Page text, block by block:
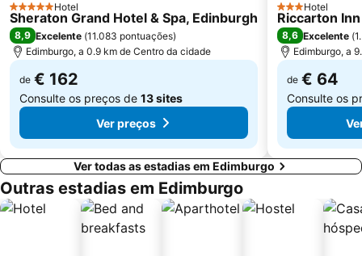
5 EstrelasHotel
Sheraton Grand Hotel & Spa, Edinburgh
8,9 Excelente (11.083 pontuações)
Edimburgo, a 0.9 km de Centro da cidade
de € 162
Consulte os preços de 13 sites
Ver preços
3 Estrelas
Hotel
Riccarton Inn
8,6 Excelente (
Edimburgo, a
de € 64
Consulte os
Ver todas as estadias em Edimburgo
Outras estadias em Edimburgo